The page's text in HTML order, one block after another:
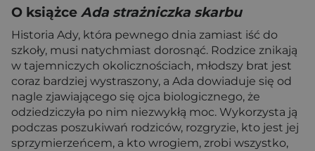
O książce Ada strażniczka skarbu
Historia Ady, która pewnego dnia zamiast iść do
szkoły, musi natychmiast dorosnąć. Rodzice znikają
w tajemniczych okolicznościach, młodszy brat jest
coraz bardziej wystraszony, a Ada dowiaduje się od
nagle zjawiającego się ojca biologicznego, że
odziedziczyła po nim niezwykłą moc. Wykorzysta ją
podczas poszukiwań rodziców, rozgryzie, kto jest jej
sprzymierzeńcem, a kto wrogiem, zrobi wszystko,